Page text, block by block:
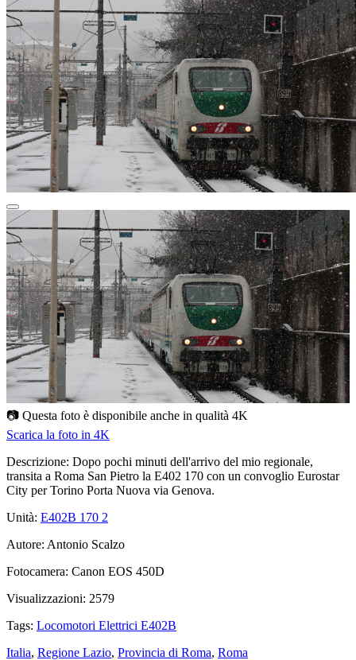
📷 Questa foto è disponibile anche in qualità 4K
Scarica la foto in 4K
Descrizione: Dopo pochi minuti dell'arrivo del mio regionale,
transita a Roma San Pietro la E402 170 con un convoglio Eurostar
City per Torino Porta Nuova via Genova.
Unità: E402B 170 2
Autore: Antonio Scalzo
Fotocamera: Canon EOS 450D
Visualizzazioni: 2579
Tags: Locomotori Elettrici E402B
Italia, Regione Lazio, Provincia di Roma, Roma